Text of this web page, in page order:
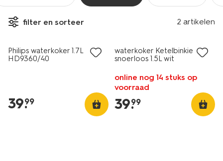
filter en sorteer 2 artikelen
Philips waterkoker 1.7L
HD9360/40
39.
99
waterkoker Ketelbinkie
snoerloos 1.5L wit
online nog 14 stuks op
voorraad
39.
99